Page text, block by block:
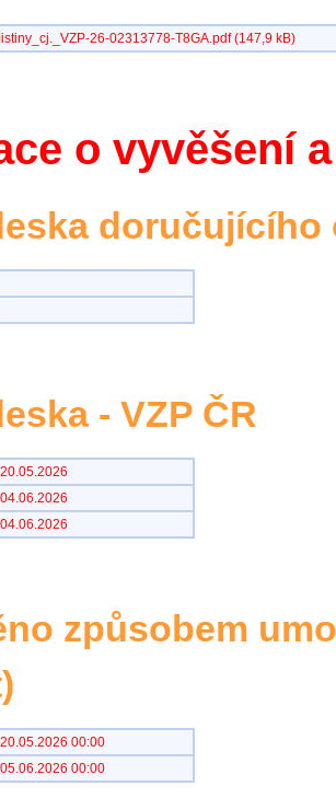
26-02313778-T8GA.pdf (147,9 kB)
o vyvěšení
doručujícího
- VZP ČR
20.05.2026
04.06.2026
04.06.2026
způsobem
20.05.2026 00:00
05.06.2026 00:00